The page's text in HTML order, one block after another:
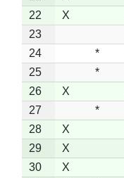
22
X
23
24
*
25
*
26
X
27
*
28
X
29
X
30
X